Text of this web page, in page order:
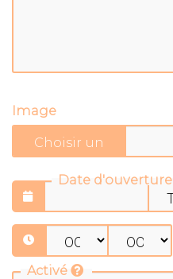
Image
Date d'ouverture
Activé